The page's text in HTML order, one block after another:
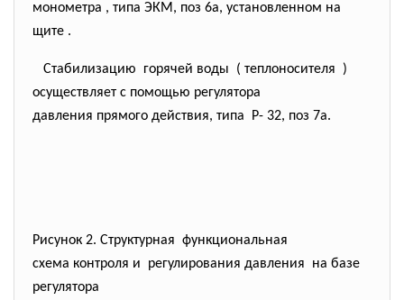
монометра , типа ЭКМ, поз 6а, установленном на
щите .
Стабилизацию горячей воды ( теплоносителя )
осуществляет с помощью регулятора
давления прямого действия, типа Р- 32, поз 7а.
Рисунок 2. Структурная функциональная
схема контроля и регулирования давления на базе
регулятора